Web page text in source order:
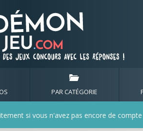
1 - toutes
PAR CATÉGORIE
si vous n'avez pas encore de